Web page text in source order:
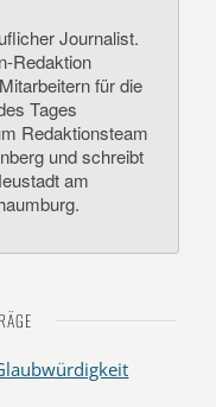
Journalist.
Redaktion
für die
Tages
Redaktionsteam
und schreibt
am